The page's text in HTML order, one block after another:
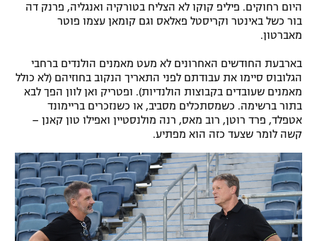
היום רחוקים. פיליפ קוקו לא הצליח בטורקיה ואנגליה, פרנק דה
בור כשל באינטר וקריסטל פאלאס וגם קומאן עצמו פוטר
מאברטון.
בארבעת החודשים האחרונים לא מעט מאמנים הולנדים ברחבי
הגלובוס סיימו את עבודתם לפני התאריך הנקוב בחוזיהם (לא כולל
מאמנים שעובדים בקבוצות הולנדיות). ופטריק ואן לוון הפך לבא
בתור ברשימה. כשמסתכלים מסביב, או כשנזכרים בריימונד
אטפלד, פרד רוטן, רוב מאס, רנה מולנסטיין ואפילו טון קאנן –
קשה לומר שצעד כזה הוא מפתיע.